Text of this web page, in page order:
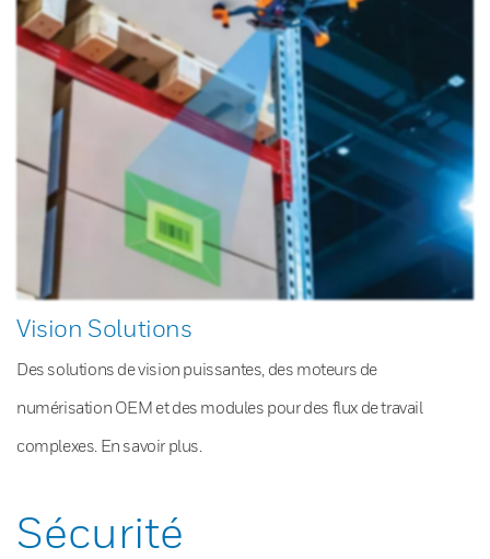
Vision Solutions
Des solutions de vision puissantes, des moteurs de
numérisation OEM et des modules pour des flux de travail
complexes. En savoir plus.
Sécurité